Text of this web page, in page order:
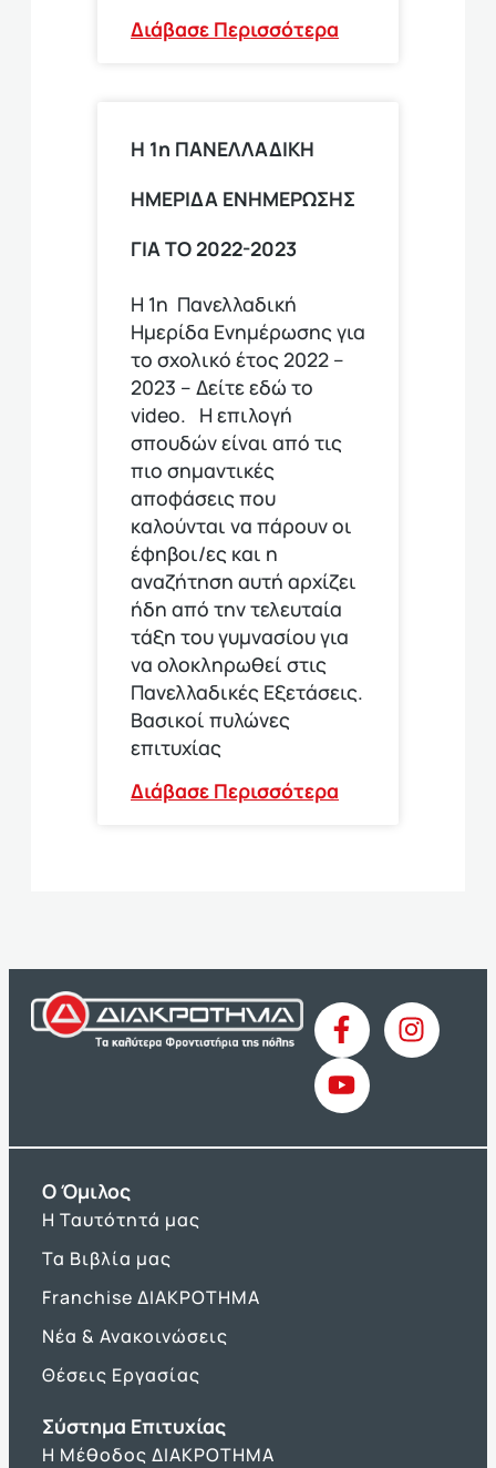
Διάβασε Περισσότερα
Η 1η ΠΑΝΕΛΛΑΔΙΚΗ
ΗΜΕΡΙΔΑ ΕΝΗΜΕΡΩΣΗΣ
ΓΙΑ ΤΟ 2022-2023
Η 1η Πανελλαδική
Ημερίδα Ενημέρωσης για
το σχολικό έτος 2022 –
2023 – Δείτε εδώ το
video. Η επιλογή
σπουδών είναι από τις
πιο σημαντικές
αποφάσεις που
καλούνται να πάρουν οι
έφηβοι/ες και η
αναζήτηση αυτή αρχίζει
ήδη από την τελευταία
τάξη του γυμνασίου για
να ολοκληρωθεί στις
Πανελλαδικές Εξετάσεις.
Βασικοί πυλώνες
επιτυχίας
Διάβασε Περισσότερα
O Όμιλος
Η Ταυτότητά μας
Τα Βιβλία μας
Franchise ΔΙΑΚΡΟΤΗΜΑ
Νέα & Ανακοινώσεις
Θέσεις Εργασίας
Σύστημα Επιτυχίας
Η Μέθοδος ΔΙΑΚΡΟΤΗΜΑ